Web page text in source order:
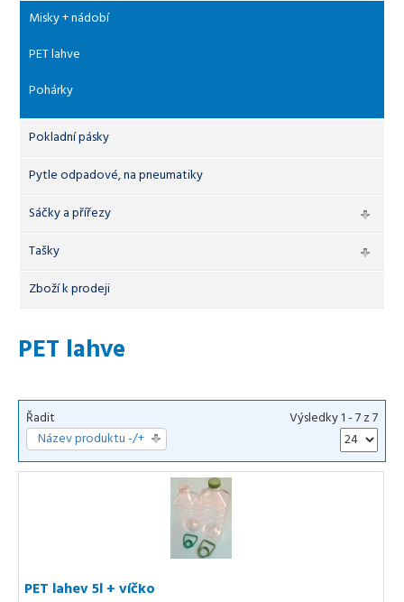
Misky + nádobí
PET lahve
Pohárky
Pokladní pásky
Pytle odpadové, na pneumatiky
Sáčky a přířezy
Tašky
Zboží k prodeji
PET lahve
Řadit
Název produktu -/+
Výsledky 1 - 7 z 7
PET lahev 5l + víčko